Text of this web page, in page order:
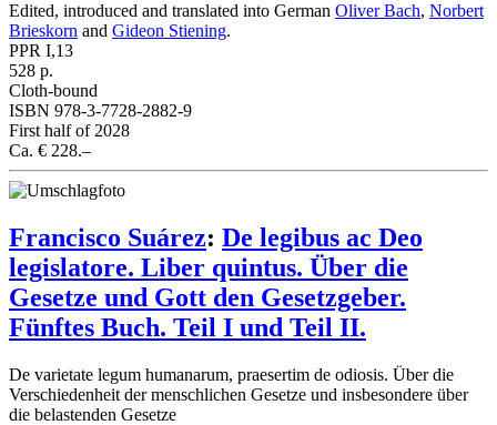
Edited, introduced and translated into German Oliver Bach, Norbert
Brieskorn and Gideon Stiening.
PPR I,13
528 p.
Cloth-bound
ISBN 978-3-7728-2882-9
First half of 2028
Ca. € 228.–
Francisco Suárez: De legibus ac Deo
legislatore. Liber quintus. Über die
Gesetze und Gott den Gesetzgeber.
Fünftes Buch. Teil I und Teil II.
De varietate legum humanarum, praesertim de odiosis. Über die
Verschiedenheit der menschlichen Gesetze und insbesondere über
die belastenden Gesetze